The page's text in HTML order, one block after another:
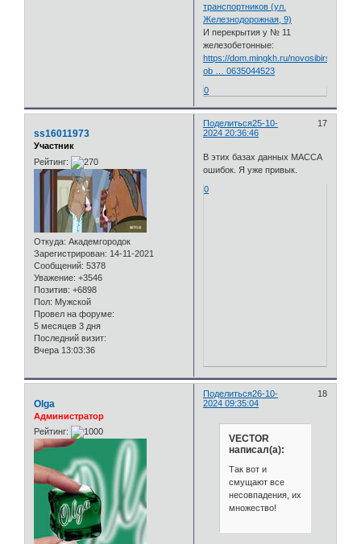
транспортников (ул.
Железнодорожная, 9)
И перекрытия у № 11
железобетонные:
https://dom.mingkh.ru/novosibirskaya-
ob … 0635044523
0
Поделиться 17
25-10-
2024 20:36:46
ss16011973
Участник
Рейтинг:
Откуда: Академгородок
Зарегистрирован: 14-11-2021
Сообщений: 5378
Уважение: +3546
Позитив: +6898
Пол: Мужской
Провел на форуме:
5 месяцев 3 дня
Последний визит:
Вчера 13:03:36
В этих базах данных МАССА
ошибок. Я уже привык.
0
Поделиться 18
26-10-
2024 09:35:04
Olga
Администратор
Рейтинг:
VECTOR
написал(а):
Так вот и
смущают все
несовпадения, их
множество!